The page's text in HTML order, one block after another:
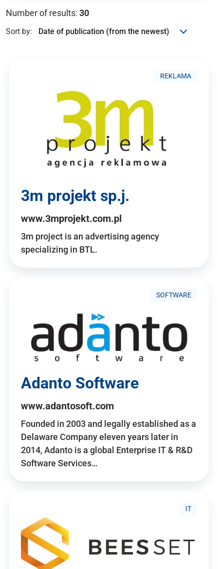
Number of results: 30
Sort by:
REKLAMA
3m projekt sp.j.
www.3mprojekt.com.pl
3m project is an advertising agency
specializing in BTL.
SOFTWARE
Adanto Software
www.adantosoft.com
Founded in 2003 and legally established as a
Delaware Company eleven years later in
2014, Adanto is a global Enterprise IT & R&D
Software Services…
IT